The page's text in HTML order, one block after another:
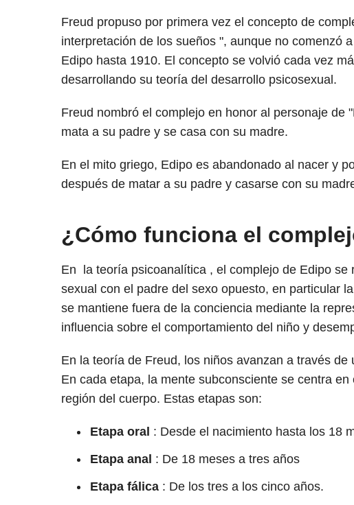
Freud propuso por primera vez el concepto de
interpretación de los sueños ", aunque no comenzó
Edipo hasta 1910. El concepto se volvió cada vez
desarrollando su teoría del desarrollo psicosexual.
Freud nombró el complejo en honor al personaje de
mata a su padre y se casa con su madre.
En el mito griego, Edipo es abandonado al nacer y
después de matar a su padre y casarse con su
¿Cómo funciona el
En la teoría psicoanalítica , el complejo de Edipo se
sexual con el padre del sexo opuesto, en particular
se mantiene fuera de la conciencia mediante la
influencia sobre el comportamiento del niño y
En la teoría de Freud, los niños avanzan a través
En cada etapa, la mente subconsciente se centra
región del cuerpo. Estas etapas son:
Etapa oral : Desde el nacimiento hasta los 18
Etapa anal : De 18 meses a tres años
Etapa fálica: De los tres a los cinco años.